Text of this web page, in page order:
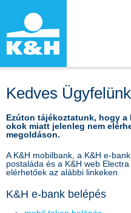
Kedves
Ezúton tájékoztatunk, hogy
okok miatt jelenleg nem
megoldáson.
A K&H mobilbank, a K&H e-
postaláda és a K&H web
elérhetőek az alábbi linkeken
K&H e-bank belépés